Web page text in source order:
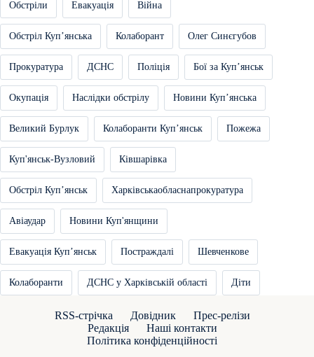
Обстріли Евакуація Війна
Обстріл Купʼянська Колаборант Олег Синєгубов
Прокуратура ДСНС Поліція Бої за Купʼянськ
Окупація Наслідки обстрілу Новини Купʼянська
Великий Бурлук Колаборанти Купʼянськ Пожежа
Куп'янськ-Вузловий Ківшарівка
Обстріл Купʼянськ Харківськаобласнапрокуратура
Авіаудар Новини Куп'янщини
Евакуація Купʼянськ Постраждалі Шевченкове
Колаборанти ДСНС у Харківській області Діти
RSS-стрічка Довідник
Прес-релізи
Редакція
Наші контакти
Політика конфіденційності